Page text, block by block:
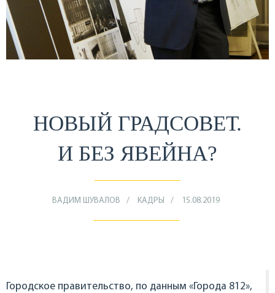
НОВЫЙ ГРАДСОВЕТ.
И БЕЗ ЯВЕЙНА?
ВАДИМ ШУВАЛОВ КАДРЫ 15.08.2019
Городское правительство, по данным «Города 812»,